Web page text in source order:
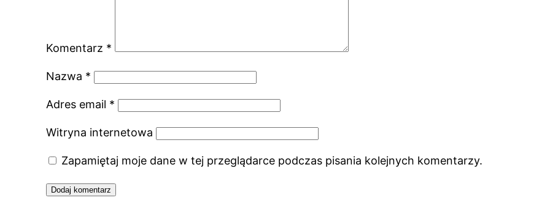
Komentarz *
Nazwa *
Adres email *
Witryna internetowa
Zapamiętaj moje dane w tej przeglądarce podczas pisania kolejnych komentarzy.